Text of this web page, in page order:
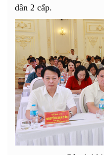
dân 2 cấp.